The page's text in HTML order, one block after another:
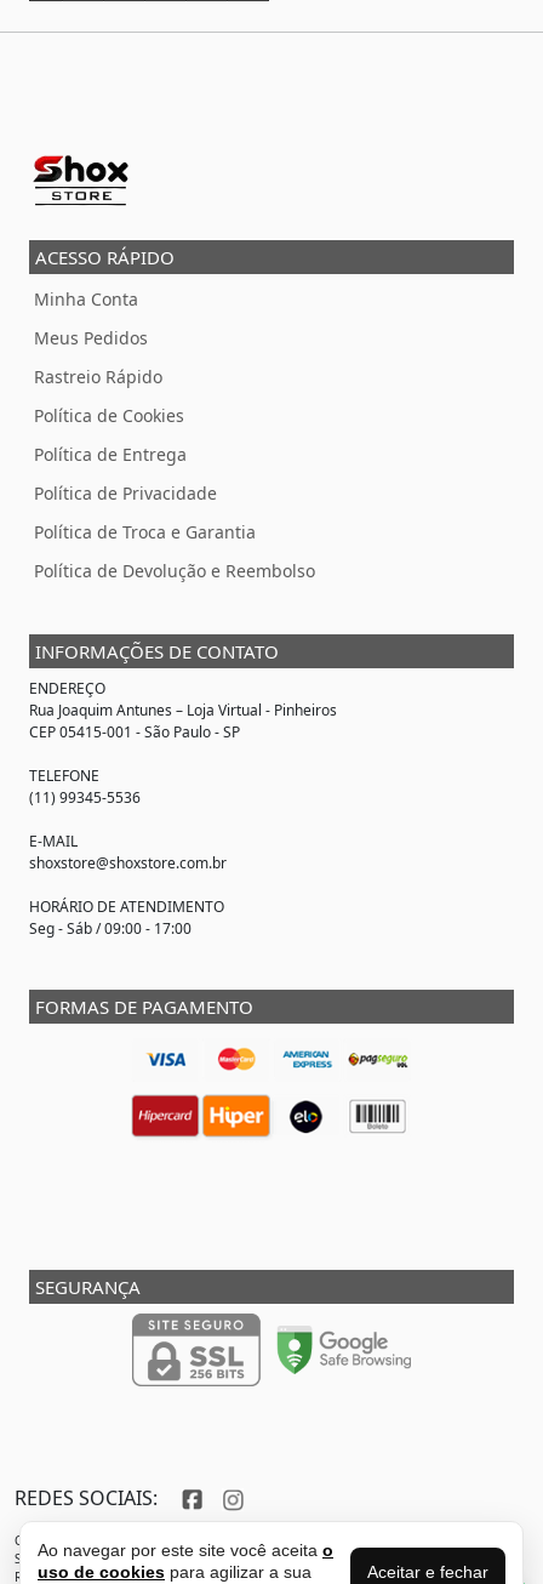
ACESSO RÁPIDO
Minha Conta
Meus Pedidos
Rastreio Rápido
Política de Cookies
Política de Entrega
Política de Privacidade
Política de Troca e Garantia
Política de Devolução e Reembolso
INFORMAÇÕES DE CONTATO
ENDEREÇO
Rua Joaquim Antunes – Loja Virtual - Pinheiros
CEP 05415-001 - São Paulo - SP
TELEFONE
(11) 99345-5536
E-MAIL
shoxstore@shoxstore.com.br
HORÁRIO DE ATENDIMENTO
Seg - Sáb / 09:00 - 17:00
FORMAS DE PAGAMENTO
SEGURANÇA
REDES SOCIAIS:
Copyright © 2013 - 2026 - SHOX STORE DO BRASIL - Marca pertencente à VFR SPORTS E
SERVICOS ADMINISTRATIVOS LTDA CNPJ: 32.346.663/0001-59 - Localizada do endereço:
Rua Joaquim Antunes - São Paulo - SP - 05435-030
Ao navegar por este site você aceita o
uso de cookies para agilizar a sua Aceitar e fechar